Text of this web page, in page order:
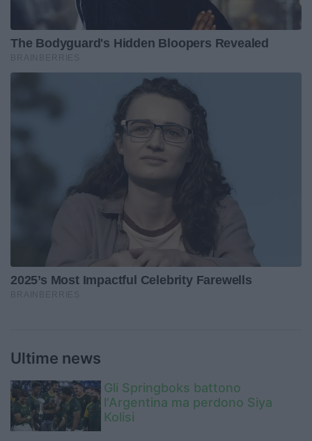
Ultime news
Gli Springboks battono
l'Argentina ma perdono Siya
Kolisi